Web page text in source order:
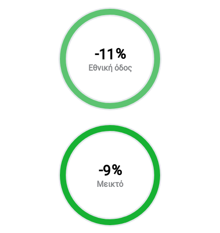
-11 %
Εθνική όδος
-9%
Μεικτό